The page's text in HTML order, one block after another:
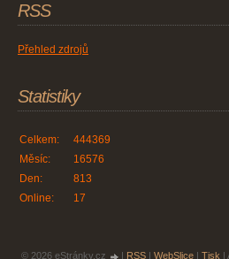
RSS
Přehled zdrojů
Statistiky
Online: 17
Celkem:
444369
Měsíc:
16576
Den:
813
© 2026 eStránky.cz RSS WebSlice Tisk